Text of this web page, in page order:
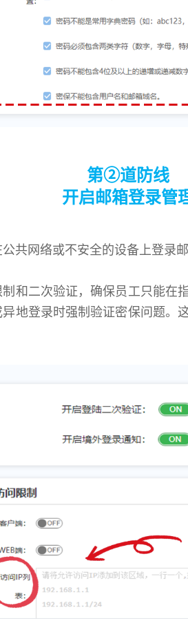
第②道防线
开启邮箱登录管
共网络或不安全的设备上登录
和二次验证，确保员工只能在
地登录时强制验证密保问题。